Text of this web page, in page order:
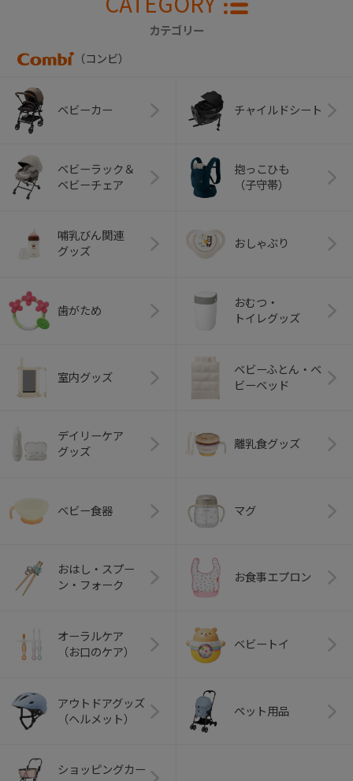
カテゴリー
（コンビ）
ベビーカー チャイルドシート
ベビーラック＆
ベビーチェア
抱っこひも
（子守帯）
哺乳びん関連
グッズ
おしゃぶり
歯がため
おむつ・
トイレグッズ
室内グッズ
ベビーふとん・ベ
ビーベッド
デイリーケア
グッズ
離乳食グッズ
ベビー食器 マグ
おはし・スプー
ン・フォーク
お食事エプロン
オーラルケア
（お口のケア）
ベビートイ
アウトドアグッズ
（ヘルメット）
ペット用品
ショッピングカー